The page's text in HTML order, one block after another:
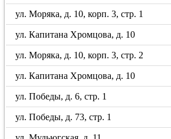
ул. Моряка, д. 10, корп. 3, стр. 1
ул. Капитана Хромцова, д. 10
ул. Моряка, д. 10, корп. 3, стр. 2
ул. Капитана Хромцова, д. 10
ул. Победы, д. 6, стр. 1
ул. Победы, д. 73, стр. 1